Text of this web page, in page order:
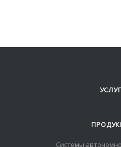
Системы